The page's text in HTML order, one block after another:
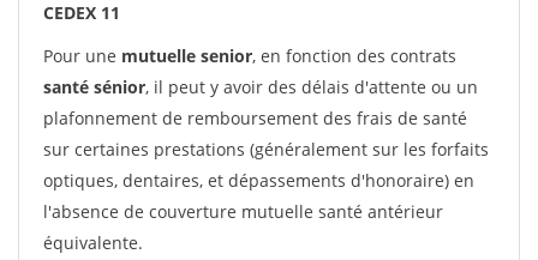
CEDEX 11
Pour une mutuelle senior, en fonction des contrats
santé sénior, il peut y avoir des délais d'attente ou un
plafonnement de remboursement des frais de santé
sur certaines prestations (généralement sur les forfaits
optiques, dentaires, et dépassements d'honoraire) en
l'absence de couverture mutuelle santé antérieur
équivalente.